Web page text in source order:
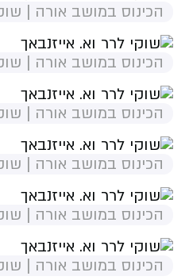
הכינוס במושב אורה |
הכינוס במושב אורה |
הכינוס במושב אורה |
הכינוס במושב אורה |
הכינוס במושב אורה |
הכינוס במושב אורה |